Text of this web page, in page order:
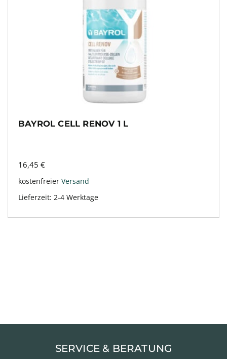
BAYROL CELL RENOV 1 L
16,45 €
kostenfreier Versand
Lieferzeit: 2-4 Werktage
SERVICE & BERATUNG